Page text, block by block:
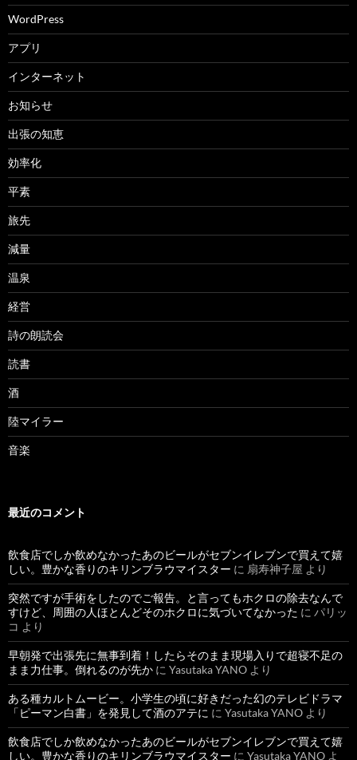
WordPress
アプリ
インターネット
お知らせ
出張の知恵
効率化
平素
旅先
減量
温泉
経営
詩の朗読会
読書
酒
陸マイラー
音楽
最近のコメント
飲食店でしか飲めなかったあのビールがセブンイレブンで買えて嬉
しい。豊かな香りのキリンブラウマイスター に 扇寿神子屋 より
突然ですが手術をしたのでご報告。と言ってもホクロの除去なんで
すけど、周囲の人ほとんどそのホクロに気づいてなかった に パリッ
コ より
早朝発で出張先に無事到着！したらそのまま現場入りで超寝不足の
まま力仕事。倒れるのが先か に Yasutaka YANO より
ある種カルトムービー。小学生の頃に好きだった幻のテレビドラマ
「ピーマン白書」を発見して酒のアテに に Yasutaka YANO より
飲食店でしか飲めなかったあのビールがセブンイレブンで買えて嬉
しい。豊かな香りのキリンブラウマイスター に Yasutaka YANO よ